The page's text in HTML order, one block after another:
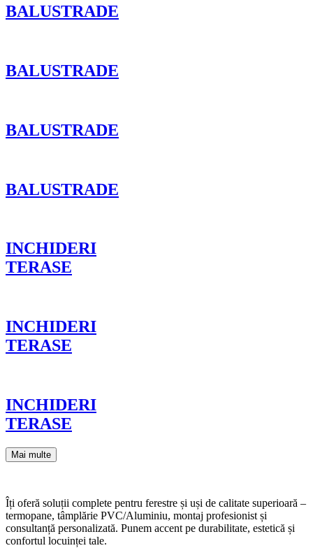
BALUSTRADE
BALUSTRADE
BALUSTRADE
BALUSTRADE
INCHIDERI
TERASE
INCHIDERI
TERASE
INCHIDERI
TERASE
Mai multe
Îți oferă soluții complete pentru ferestre și uși de calitate superioară –
termopane, tâmplărie PVC/Aluminiu, montaj profesionist și
consultanță personalizată. Punem accent pe durabilitate, estetică și
confortul locuinței tale.